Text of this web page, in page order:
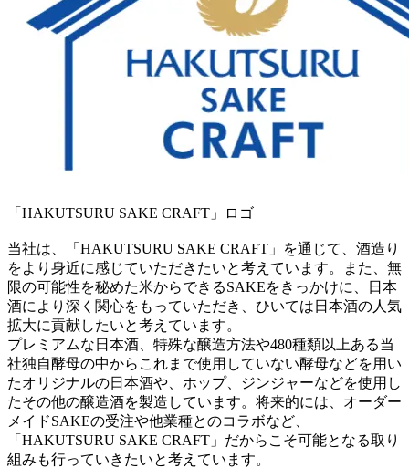
「HAKUTSURU SAKE CRAFT」ロゴ
当社は、「HAKUTSURU SAKE CRAFT」を通じて、酒造り
をより身近に感じていただきたいと考えています。また、無
限の可能性を秘めた米からできるSAKEをきっかけに、日本
酒により深く関心をもっていただき、ひいては日本酒の人気
拡大に貢献したいと考えています。
プレミアムな日本酒、特殊な醸造方法や480種類以上ある当
社独自酵母の中からこれまで使用していない酵母などを用い
たオリジナルの日本酒や、ホップ、ジンジャーなどを使用し
たその他の醸造酒を製造しています。将来的には、オーダー
メイドSAKEの受注や他業種とのコラボなど、
「HAKUTSURU SAKE CRAFT」だからこそ可能となる取り
組みも行っていきたいと考えています。